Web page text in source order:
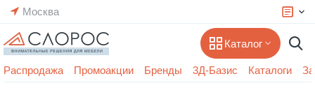
Москва
Каталог
Распродажа Промоакции Бренды 3Д-Базис Каталоги